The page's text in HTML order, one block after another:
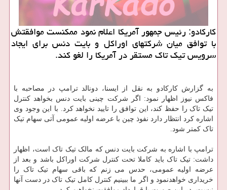
كاركادو: رئیس جمهور آمریكا اعلام نمود ممكنست موافقتش
با توافق میان شركتهای اوراكل و بایت دنس برای ایجاد
سرویس تیك تاك مستقر در آمریكا را لغو كند.
به گزارش کارکادو به نقل از ایسنا، دونالد ترامپ در مصاحبه با
فاکس نیوز اظهار نمود: اگر شرکت چینی بایت دنس بخواهد کنترل
تیک تاک را حفظ کند، این توافق را تایید نخواهد کرد. با این وجود وی
اشاره کرد انتظار دارد نفوذ چین با عرضه اولیه عمومی آتی سهام تیک
تاک کمتر شود.
ترامپ با اشاره به شرکت بایت دنس که مالک تیک تاک است، اظهار
داشت: تیک تاک باید کاملا تحت کنترل شرکت اوراکل باشد و بعد از
عرضه اولیه عمومی، حدس می زنم که باقی سهام تیک تاک را
خریداری خواهدنمود و اگر ما ببینیم کنترل کامل تیک تاک در دست آنها